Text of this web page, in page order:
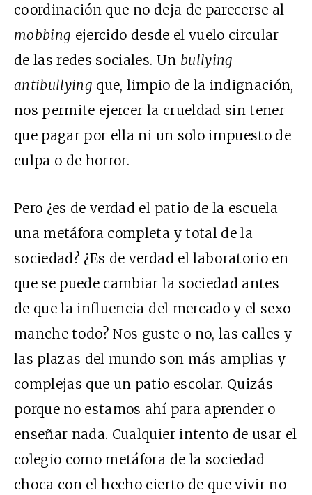
coordinación que no deja de parecerse al
mobbing ejercido desde el vuelo circular
de las redes sociales. Un bullying
antibullying que, limpio de la indignación,
nos permite ejercer la crueldad sin tener
que pagar por ella ni un solo impuesto de
culpa o de horror.
Pero ¿es de verdad el patio de la escuela
una metáfora completa y total de la
sociedad? ¿Es de verdad el laboratorio en
que se puede cambiar la sociedad antes
de que la influencia del mercado y el sexo
manche todo? Nos guste o no, las calles y
las plazas del mundo son más amplias y
complejas que un patio escolar. Quizás
porque no estamos ahí para aprender o
enseñar nada. Cualquier intento de usar el
colegio como metáfora de la sociedad
choca con el hecho cierto de que vivir no